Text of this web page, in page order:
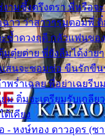
งามซึ้งตรึงตรา พี่หรือจ
าว ว่าสาวๆรุมตอมพี่
ช้ำดวงฤดี กลัวแฟนข
ตุ๋ยต่าย พี่ยังลืมได้ง่าย
สนจะซอมซ่อ ขืนรักขืน
พร่ำเฉลย พี่อย่าเฉยรี
ม ติ๋มจะเตรียมรับเกลี
เคียง
- หงษ์ทอง ดาวอุดร (ซ